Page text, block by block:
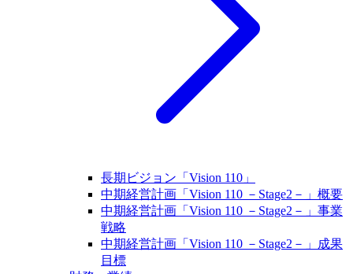
長期ビジョン「Vision 110」
中期経営計画「Vision 110 －Stage2－」概要
中期経営計画「Vision 110 －Stage2－」事業
戦略
中期経営計画「Vision 110 －Stage2－」成果
目標